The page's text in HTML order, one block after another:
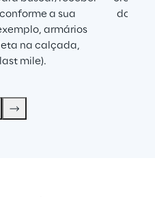
a sua
armários
na calçada,
mile).
dorsal